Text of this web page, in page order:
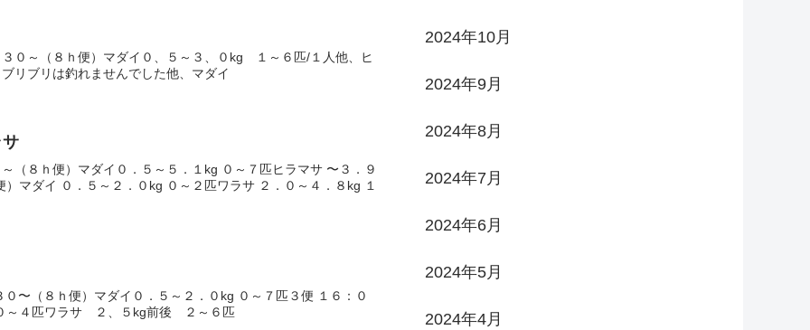
０～（８ｈ便）マダイ０、５～３、０kg １～６匹/１人他、ヒ
ブリは釣れませんでした他、マダイ
（８ｈ便）マダイ０．５～５．１kg ０～７匹ヒラマサ 〜３．９
マダイ ０．５～２．０kg ０～２匹ワラサ ２．０～４．８kg １
〜（８ｈ便）マダイ０．５～２．０kg ０～７匹３便 １６：０
～４匹ワラサ ２、５kg前後 ２～６匹
2024年10月
2024年9月
2024年8月
2024年7月
2024年6月
2024年5月
2024年4月